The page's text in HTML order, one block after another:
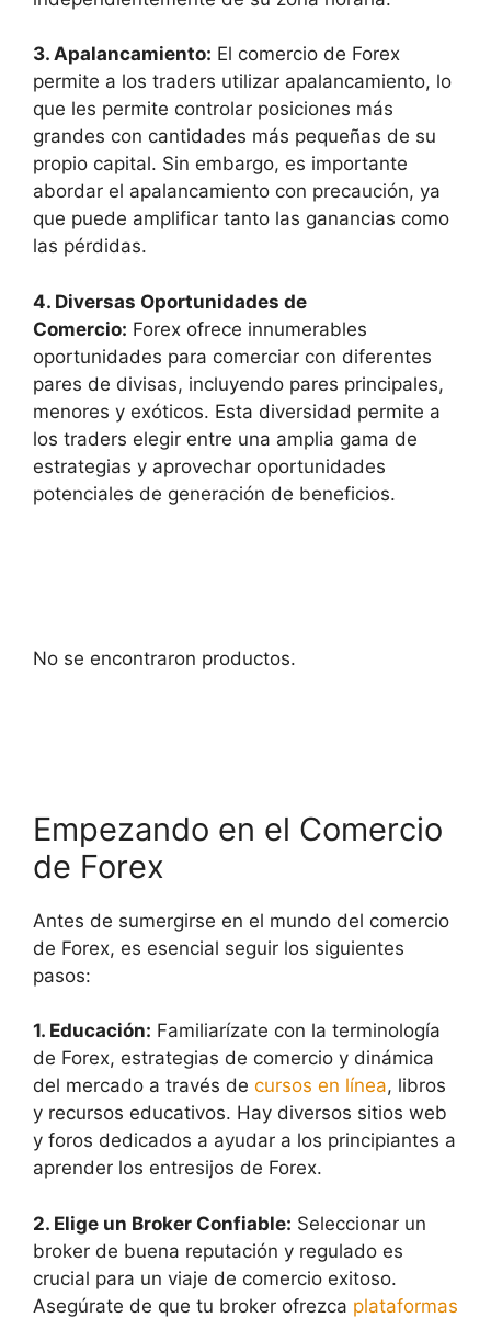
3. Apalancamiento: El comercio de Forex
permite a los traders utilizar apalancamiento, lo
que les permite controlar posiciones más
grandes con cantidades más pequeñas de su
propio capital. Sin embargo, es importante
abordar el apalancamiento con precaución, ya
que puede amplificar tanto las ganancias como
las pérdidas.
4. Diversas Oportunidades de
Comercio: Forex ofrece innumerables
oportunidades para comerciar con diferentes
pares de divisas, incluyendo pares principales,
menores y exóticos. Esta diversidad permite a
los traders elegir entre una amplia gama de
estrategias y aprovechar oportunidades
potenciales de generación de beneficios.
No se encontraron productos.
Empezando en el Comercio
de Forex
Antes de sumergirse en el mundo del comercio
de Forex, es esencial seguir los siguientes
pasos:
1. Educación: Familiarízate con la terminología
de Forex, estrategias de comercio y dinámica
del mercado a través de cursos en línea, libros
y recursos educativos. Hay diversos sitios web
y foros dedicados a ayudar a los principiantes a
aprender los entresijos de Forex.
2. Elige un Broker Confiable: Seleccionar un
broker de buena reputación y regulado es
crucial para un viaje de comercio exitoso.
Asegúrate de que tu broker ofrezca plataformas